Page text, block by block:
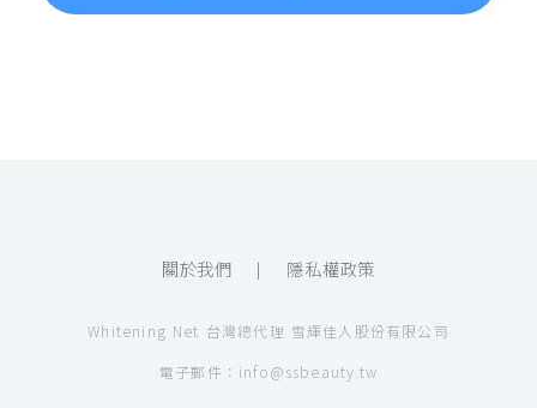
關於我們 隱私權政策
Whitening Net 台灣總代理 雪輝佳人股份有限公司
電子郵件： info@ssbeauty.tw